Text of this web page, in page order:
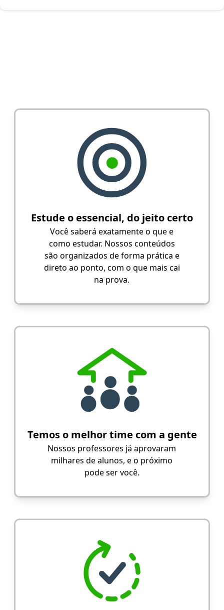
Estude o essencial, do jeito certo
Você saberá exatamente o que e
como estudar. Nossos conteúdos
são organizados de forma prática e
direto ao ponto, com o que mais cai
na prova.
Temos o melhor time com a gente
Nossos professores já aprovaram
milhares de alunos, e o próximo
pode ser você.